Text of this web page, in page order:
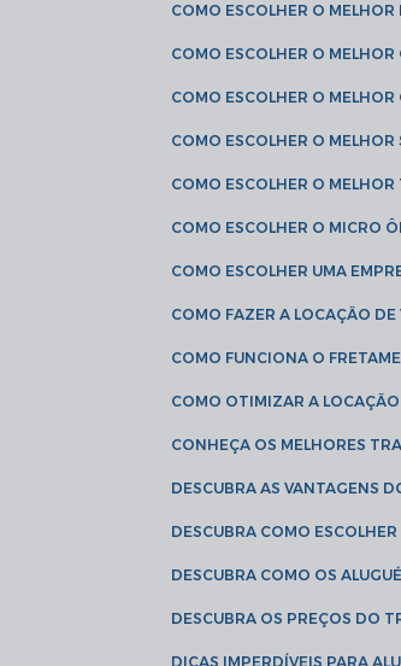
COMO ESCOLHER O
COMO ESCOLHER O
COMO ESCOLHER O
COMO ESCOLHER O
COMO ESCOLHER O
COMO ESCOLHER O MICRO
COMO ESCOLHER UMA
COMO FAZER A LOCAÇÃO
COMO FUNCIONA O
COMO OTIMIZAR A
CONHEÇA OS MELHORES
DESCUBRA AS VANTAGENS
DESCUBRA COMO
DESCUBRA COMO OS
DESCUBRA OS PREÇOS DO
DICAS IMPERDÍVEIS PARA